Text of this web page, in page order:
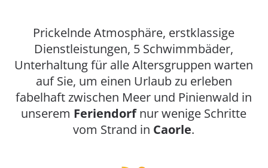
Prickelnde Atmosphäre, erstklassige
Dienstleistungen, 5 Schwimmbäder,
Unterhaltung für alle Altersgruppen warten
auf Sie, um einen Urlaub zu erleben
fabelhaft zwischen Meer und Pinienwald in
unserem Feriendorfnur wenige Schritte
vom Strand in Caorle.